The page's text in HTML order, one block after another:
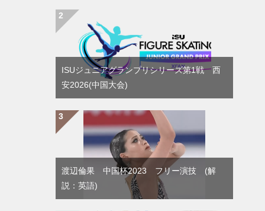
ISUジュニアグランプリシリーズ第1戦 西
安2026(中国大会)
渡辺倫果 中国杯2023 フリー演技 (解
説：英語)